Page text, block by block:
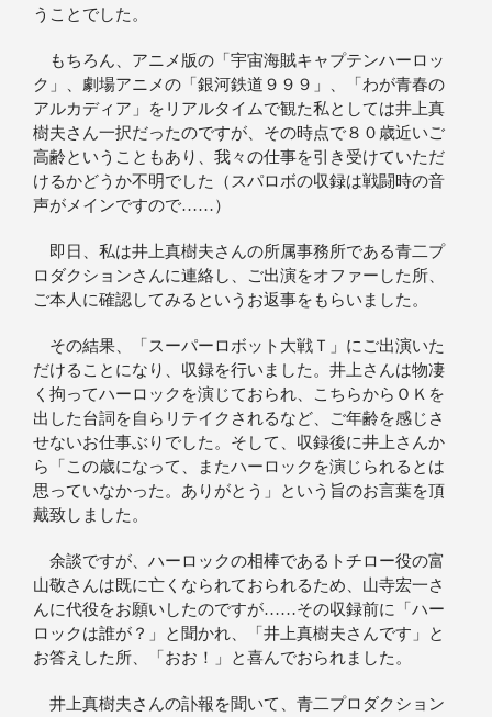
うことでした。
もちろん、アニメ版の「宇宙海賊キャプテンハーロッ
ク」、劇場アニメの「銀河鉄道９９９」、「わが青春の
アルカディア」をリアルタイムで観た私としては井上真
樹夫さん一択だったのですが、その時点で８０歳近いご
高齢ということもあり、我々の仕事を引き受けていただ
けるかどうか不明でした（スパロボの収録は戦闘時の音
声がメインですので……）
即日、私は井上真樹夫さんの所属事務所である青二プ
ロダクションさんに連絡し、ご出演をオファーした所、
ご本人に確認してみるというお返事をもらいました。
その結果、「スーパーロボット大戦Ｔ」にご出演いた
だけることになり、収録を行いました。井上さんは物凄
く拘ってハーロックを演じておられ、こちらからＯＫを
出した台詞を自らリテイクされるなど、ご年齢を感じさ
せないお仕事ぶりでした。そして、収録後に井上さんか
ら「この歳になって、またハーロックを演じられるとは
思っていなかった。ありがとう」という旨のお言葉を頂
戴致しました。
余談ですが、ハーロックの相棒であるトチロー役の富
山敬さんは既に亡くなられておられるため、山寺宏一さ
んに代役をお願いしたのですが……その収録前に「ハー
ロックは誰が？」と聞かれ、「井上真樹夫さんです」と
お答えした所、「おお！」と喜んでおられました。
井上真樹夫さんの訃報を聞いて、青二プロダクション